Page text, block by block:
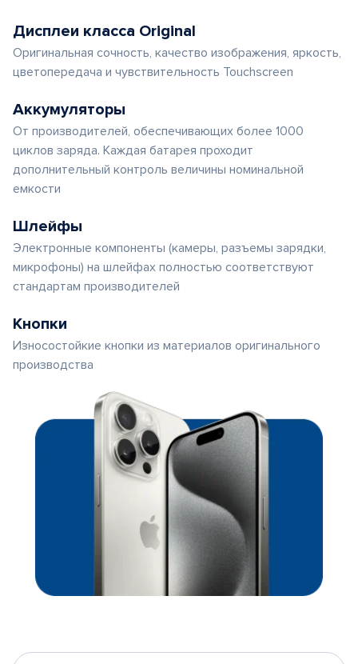
Дисплеи класса Original
Оригинальная сочность, качество изображения, яркость,
цветопередача и чувствительность Touchscreen
Аккумуляторы
От производителей, обеспечивающих более 1000
циклов заряда. Каждая батарея проходит
дополнительный контроль величины номинальной
емкости
Шлейфы
Электронные компоненты (камеры, разъемы зарядки,
микрофоны) на шлейфах полностью соответствуют
стандартам производителей
Кнопки
Износостойкие кнопки из материалов оригинального
производства